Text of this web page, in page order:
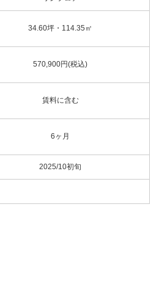
34.60坪・114.35㎡
570,900円(税込)
賃料に含む
6ヶ月
2025/10初旬